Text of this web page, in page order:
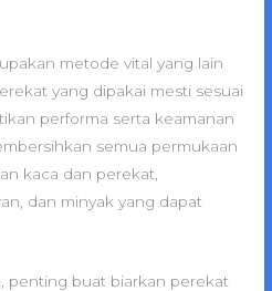
metode vital yang lain
yang dipakai mesti sesuai
performa serta keamanan
semua permukaan
kaca dan perekat,
dan minyak yang dapat
penting buat biarkan perekat